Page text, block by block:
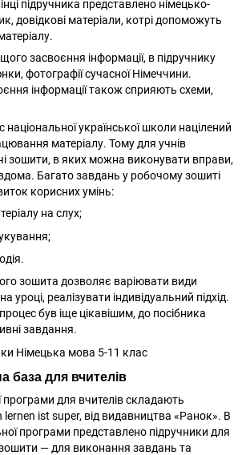
підручника представлено німецько-
довідкові матеріали, котрі допоможуть
засвоєння інформації, в підручнику
фотографії сучасної Німеччини.
інформації також сприяють схеми,
української школи націлений
матеріалу. Тому для учнів
зошити, в яких можна виконувати вправи,
Багато завдань у робочому зошиті
корисних умінь:
на слух;
зошита дозволяє варіювати види
уроці, реалізувати індивідуальний підхід.
був іще цікавішим, до посібника
завдання.
база для вчителів
для вчителів складають
lernen ist super, від видавництва «Ранок». В
програми представлено підручники для
зошити — для виконання завдань та